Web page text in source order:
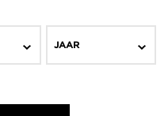
JAAR